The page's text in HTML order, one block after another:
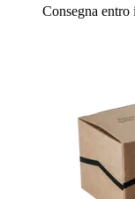
Consegna